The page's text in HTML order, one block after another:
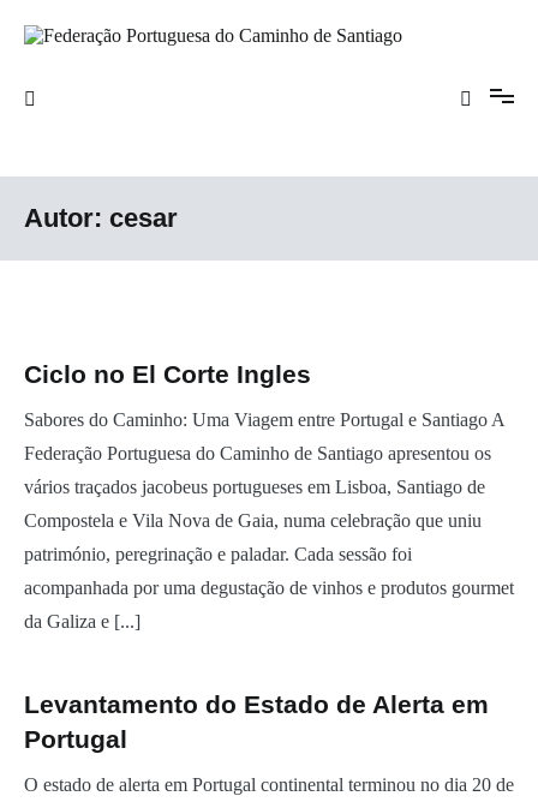
para
Santiago
Autor: cesar
Ciclo no El Corte Ingles
Sabores do Caminho: Uma Viagem entre Portugal e Santiago A
Federação Portuguesa do Caminho de Santiago apresentou os
vários traçados jacobeus portugueses em Lisboa, Santiago de
Compostela e Vila Nova de Gaia, numa celebração que uniu
património, peregrinação e paladar. Cada sessão foi
acompanhada por uma degustação de vinhos e produtos gourmet
da Galiza e [...]
Levantamento do Estado de Alerta em
Portugal
O estado de alerta em Portugal continental terminou no dia 20 de